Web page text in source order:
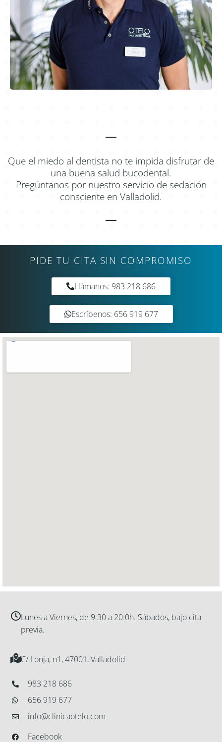
Que el miedo al dentista no te impida disfrutar de
una buena salud bucodental.
Pregúntanos por nuestro servicio de sedación
consciente en Valladolid.
PIDE TU CITA SIN COMPROMISO
Llámanos: 983 218 686
Escríbenos: 656 919 677
Lunes a Viernes, de 9:30 a 20:0h. Sábados, bajo cita
previa.
C/ Lonja, n1, 47001, Valladolid
983 218 686
656 919 677
info@clinicaotelo.com
Facebook